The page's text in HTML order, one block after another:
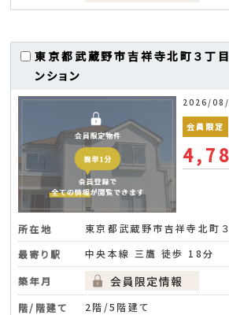
東京都武蔵野市吉祥寺北町３丁
ンション
2026/08/
会員限定
所在地
東京都武蔵野市吉祥寺北町
最寄り駅
中央本線 三鷹 徒歩 18分
築年月
階/階建て
2階/5階建て